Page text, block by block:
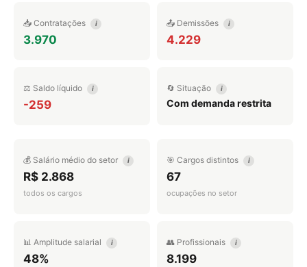
📥 Contratações i
3.970
📤 Demissões i
4.229
⚖️ Saldo líquido i
-259
🔄 Situação i
Com demanda restrita
💰 Salário médio do setor i
R$ 2.868
todos os cargos
🎯 Cargos distintos i
67
ocupações no setor
📊 Amplitude salarial i
48%
👥 Profissionais i
8.199